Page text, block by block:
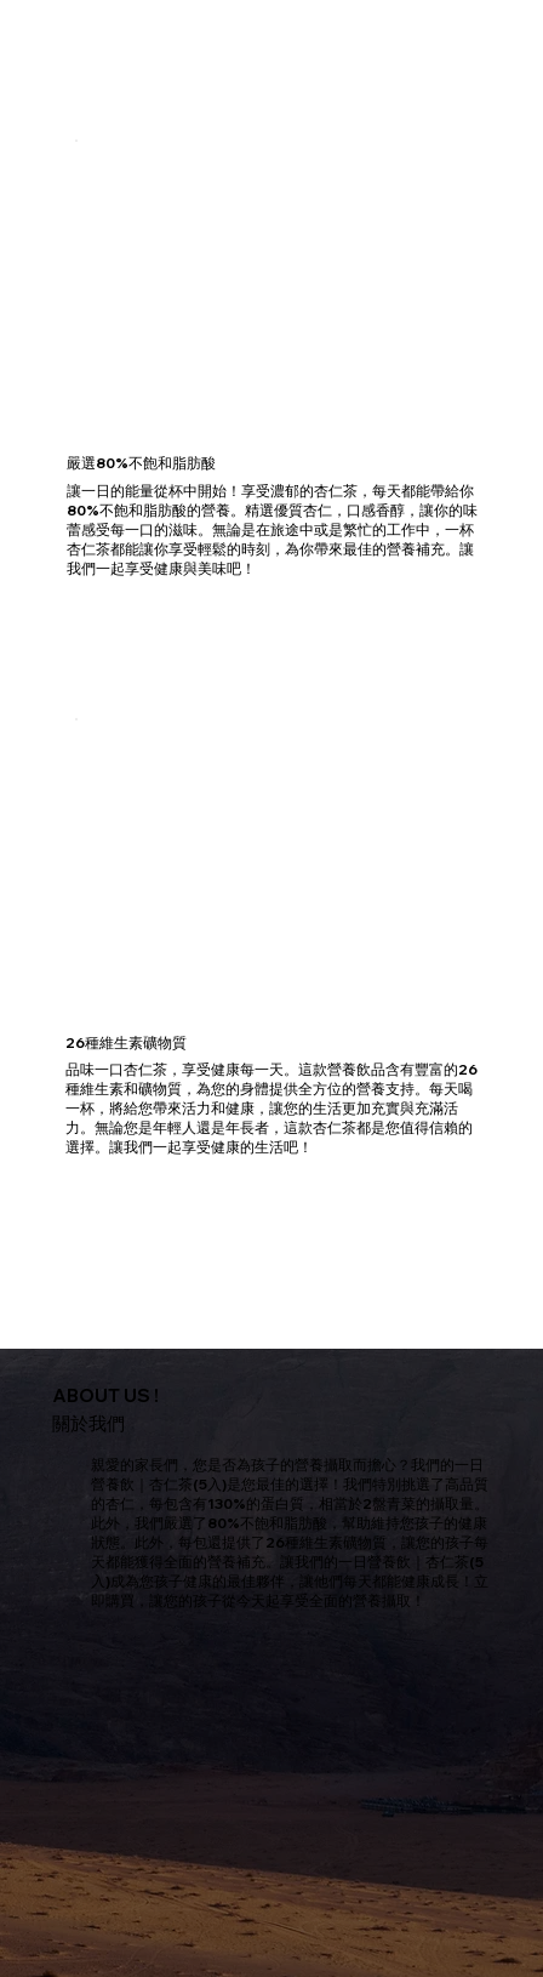
嚴選80%不飽和脂肪酸
讓一日的能量從杯中開始！享受濃郁的杏仁茶，每天都能帶給你
80%不飽和脂肪酸的營養。精選優質杏仁，口感香醇，讓你的味
蕾感受每一口的滋味。無論是在旅途中或是繁忙的工作中，一杯
杏仁茶都能讓你享受輕鬆的時刻，為你帶來最佳的營養補充。讓
我們一起享受健康與美味吧！
26種維生素礦物質
品味一口杏仁茶，享受健康每一天。這款營養飲品含有豐富的26
種維生素和礦物質，為您的身體提供全方位的營養支持。每天喝
一杯，將給您帶來活力和健康，讓您的生活更加充實與充滿活
力。無論您是年輕人還是年長者，這款杏仁茶都是您值得信賴的
選擇。讓我們一起享受健康的生活吧！
ABOUT US !
關於我們
親愛的家長們，您是否為孩子的營養攝取而擔心？我們的一日
營養飲｜杏仁茶(5入)是您最佳的選擇！我們特別挑選了高品質
的杏仁，每包含有130%的蛋白質，相當於2盤青菜的攝取量。
此外，我們嚴選了80%不飽和脂肪酸，幫助維持您孩子的健康
狀態。此外，每包還提供了26種維生素礦物質，讓您的孩子每
天都能獲得全面的營養補充。讓我們的一日營養飲｜杏仁茶(5
入)成為您孩子健康的最佳夥伴，讓他們每天都能健康成長！立
即購買，讓您的孩子從今天起享受全面的營養攝取！